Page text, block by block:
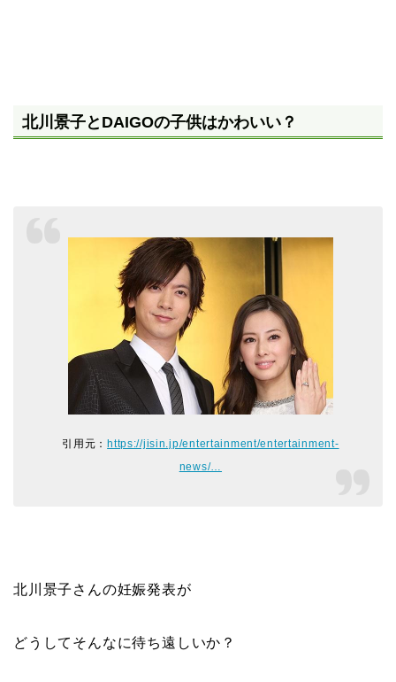
北川景子とDAIGOの子供はかわいい？
引用元： https://jisin.jp/entertainment/entertainment-
news/…
北川景子さんの妊娠発表が
どうしてそんなに待ち遠しいか？